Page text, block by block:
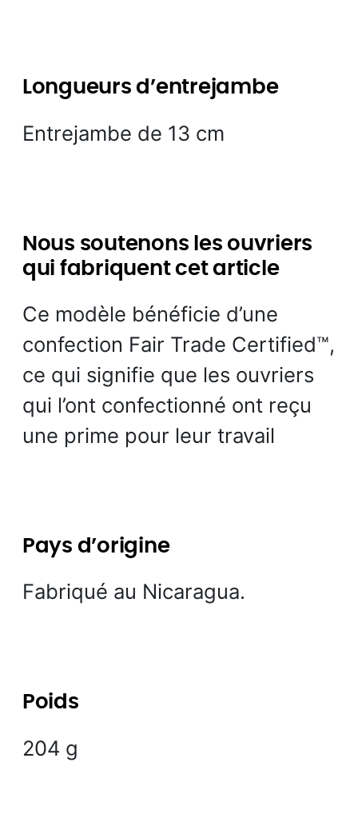
Longueurs d’entrejambe
Entrejambe de 13 cm
Nous soutenons les ouvriers
qui fabriquent cet article
Ce modèle bénéficie d’une
confection Fair Trade Certified™,
ce qui signifie que les ouvriers
qui l’ont confectionné ont reçu
une prime pour leur travail
Pays d’origine
Fabriqué au Nicaragua.
Poids
204 g